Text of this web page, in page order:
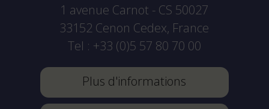
1 avenue Carnot - CS 50027
33152 Cenon Cedex, France
Tel : +33 (0)5 57 80 70 00
Plus d'informations